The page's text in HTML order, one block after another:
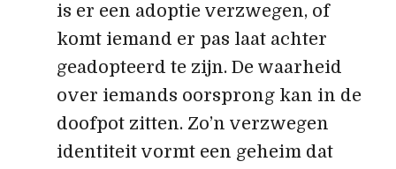
is er een adoptie verzwegen, of
komt iemand er pas laat achter
geadopteerd te zijn. De waarheid
over iemands oorsprong kan in de
doofpot zitten. Zo’n verzwegen
identiteit vormt een geheim dat